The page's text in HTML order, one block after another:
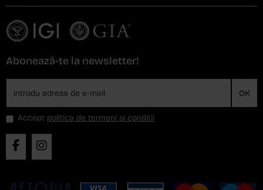
Abonează-te la newsletter!
OK
Accept politica de termeni si conditii